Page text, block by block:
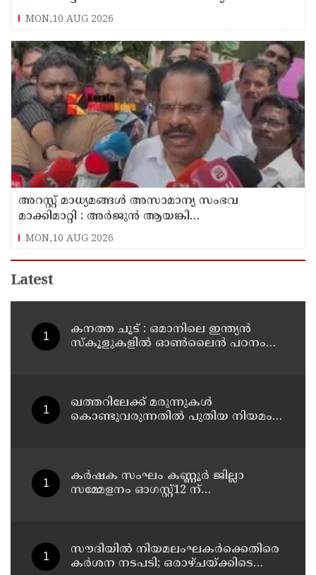
MON,10 AUG 2026
അറസ്റ്റ് മാധ്യമങ്ങൾ അസാമാന്യ സംഭവ
മാക്കിമാറ്റി : അർജുൻ ആയങ്കി
പാർട്ടിക്കാരനല്ലെന്ന് ഇപി ജയരാജൻ
MON,10 AUG 2026
Latest
കനത്ത ചൂട് : ഒമാനിലെ ഇന്ത്യന്‍
സ്‌കൂളുകളില്‍ ഓണ്‍ലൈന്‍ പഠനം
ഖത്തറിലേക്ക് മരുന്നുകള്‍
കൊണ്ടുവരുന്നതില്‍ പുതിയ നിയമം;
കർഷക സംഘം കണ്ണൂർ ജില്ലാ
സമ്മേളനം ഓഗസ്റ്റ്12 ന്
ചെയ്യും
സൗദിയില്‍ നിയമലംഘകര്‍ക്കെതിരെ
കര്‍ശന നടപടി; ഒരാഴ്ചയ്ക്കിടെ